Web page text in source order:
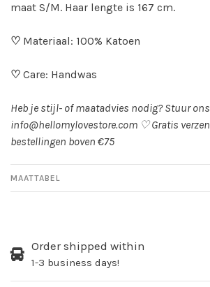
maat S/M. Haar lengte is 167 cm.
♡ Materiaal: 100% Katoen
♡ Care: Handwas
Heb je stijl- of maatadvies nodig? Stuur
info@hellomylovestore.com ♡Gratis
bestellingen boven €75
MAATTABEL
Order shipped within
1-3 business days!